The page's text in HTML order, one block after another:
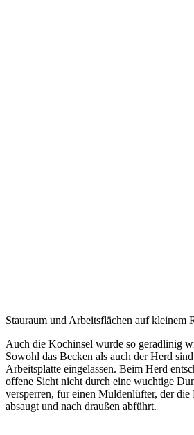
Stauraum und Arbeitsflächen auf kleinem
Auch die Kochinsel wurde so geradlinig
Sowohl das Becken als auch der Herd
Arbeitsplatte eingelassen. Beim Herd
offene Sicht nicht durch eine wuchtige
versperren, für einen Muldenlüfter, der die
absaugt und nach draußen abführt.